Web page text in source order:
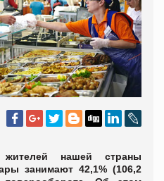
нашей страны
занимают 42,1% (106,2